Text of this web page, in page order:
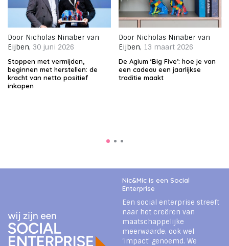
Door Nicholas Ninaber van
Eijben, 30 juni 2026
Stoppen met vermijden,
beginnen met herstellen: de
kracht van netto positief
inkopen
Door Nicholas Ninaber van
Eijben, 13 maart 2026
De Agium ‘Big Five’: hoe je van
een cadeau een jaarlijkse
traditie maakt
Nic&Mic is een Social
Enterprise
Een social enterprise streeft
naar het creëren van
maatschappelijke
meerwaarde, ook wel
‘impact’ genoemd. We